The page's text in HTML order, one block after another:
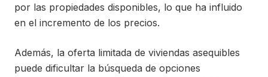
por las propiedades disponibles, lo que ha influido
en el incremento de los precios.
Además, la oferta limitada de viviendas asequibles
puede dificultar la búsqueda de opciones